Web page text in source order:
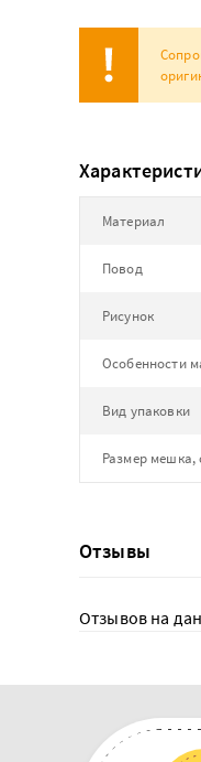
Материал
Повод
Рисунок
Особенности
Вид упаковки
Размер мешка,
Отзывы
Отзывов на